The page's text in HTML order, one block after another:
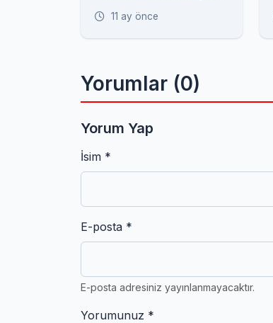
Yapılara Geçit
Vermedi!
11 ay önce
Yorumlar (0)
Yorum Yap
İsim *
E-posta *
E-posta adresiniz yayınlanmayacaktır.
Yorumunuz *